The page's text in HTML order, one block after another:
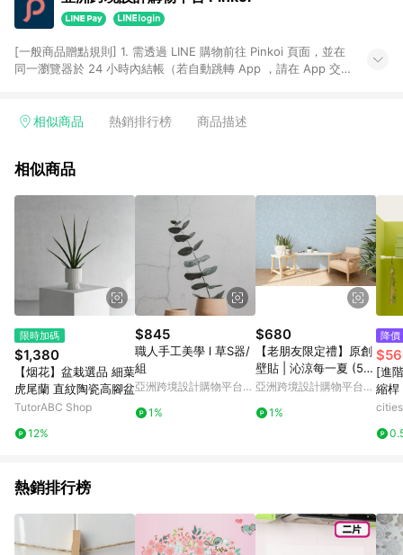
[一般商品贈點規則] 1. 需透過 LINE 購物前往 Pinkoi 頁面，並在
同一瀏覽器於 24 小時內結帳（若自動跳轉 App ，請在 App 交
回饋訂單不得享有 Pinkoi 站方優惠，例如首購優惠，P coins，
行為，不具贈點資格，部分退款不在此限。 6. APP 請更新至
運費，攤位費等不具贈點資格。 9. LINE 購物站上之商品規格、
顏色、價位、贈品如與 Pinkoi 商品資訊頁及購物車不符，以
Pinkoi 購物商品資訊頁及購物車標示為準。 10. 點數紅包使用規
則請以點數紅包活動說明為準。 11. 若於 LINE 購物前往 Pinkoi
頁面後才首次下載 Pinkoi APP 並完成訂單，不符合導購資格；承
上，首次下載 Pinkoi APP 後，需透過 LINE 購物前往 Pinkoi 頁
相似商品 熱銷排行榜 商品描述
相似商品
限時加碼
$1,380
【烟花】盆栽選品 細葉
虎尾蘭 直紋陶瓷高腳盆
TutorABC Shop
12%
$845
職人手工美學 l 草S器/
組
亞洲跨境設計購物平台
1%
$680
【老朋友限定禮】原創
壁貼 | 沁涼每一夏 (5/1
0/20片裝)
亞洲跨境設計購物平台
1%
降價
[進
縮桿
0cm
熱銷排行榜